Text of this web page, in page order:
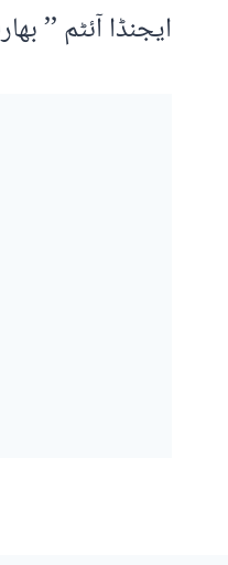
ایجنڈا آئٹم ’’